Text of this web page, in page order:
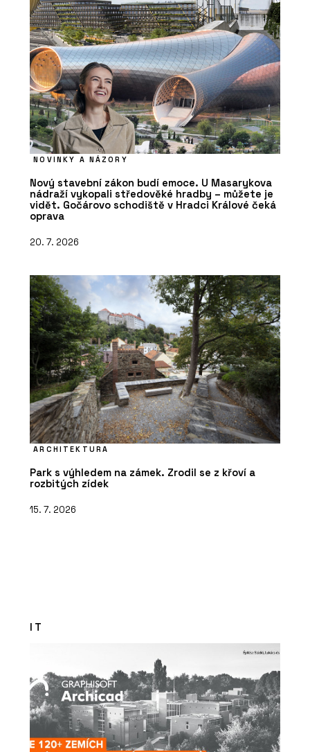
NOVINKY A NÁZORY
Nový stavební zákon budí emoce. U Masarykova
nádraží vykopali středověké hradby – můžete je
vidět. Gočárovo schodiště v Hradci Králové čeká
oprava
20. 7. 2026
ARCHITEKTURA
Park s výhledem na zámek. Zrodil se z křoví a
rozbitých zídek
15. 7. 2026
IT